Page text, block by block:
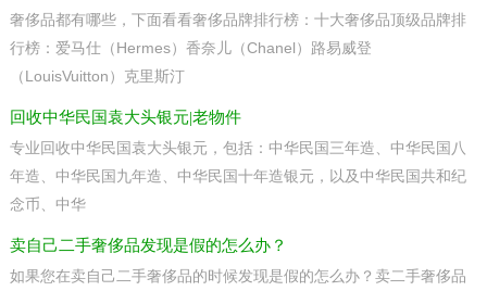
奢侈品都有哪些，下面看看奢侈品牌排行榜：十大奢侈品顶级品牌排
行榜：爱马仕（Hermes）香奈儿（Chanel）路易威登
（LouisVuitton）克里斯汀
回收中华民国袁大头银元|老物件
专业回收中华民国袁大头银元，包括：中华民国三年造、中华民国八
年造、中华民国九年造、中华民国十年造银元，以及中华民国共和纪
念币、中华
卖自己二手奢侈品发现是假的怎么办？
如果您在卖自己二手奢侈品的时候发现是假的怎么办？卖二手奢侈品